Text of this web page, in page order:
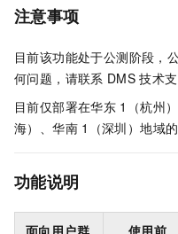
注意事项
目前该功能处于公测阶段，
何问题，请联系 DMS 技术
目前仅部署在华东 1（杭州）
海）、华南 1（深圳）地域的
功能说明